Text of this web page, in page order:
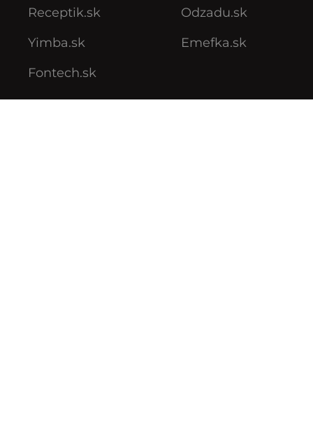
Receptik.sk
Yimba.sk
Fontech.sk
Odzadu.sk
Emefka.sk